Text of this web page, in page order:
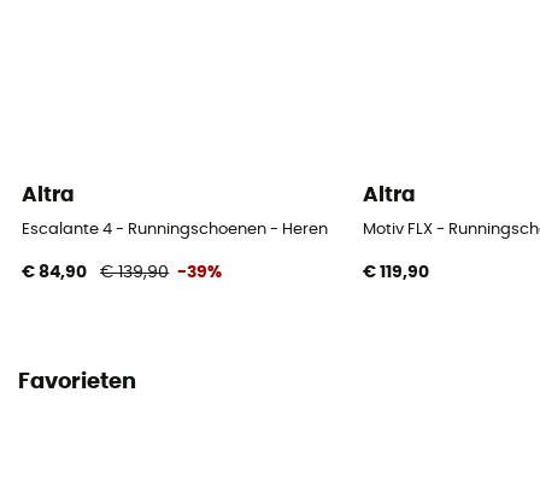
Altra
Escalante 4 - Runningschoenen - Heren
€ 84,90 € 139,90 -39%
Altra
Motiv FLX -
€ 119,90
Favorieten